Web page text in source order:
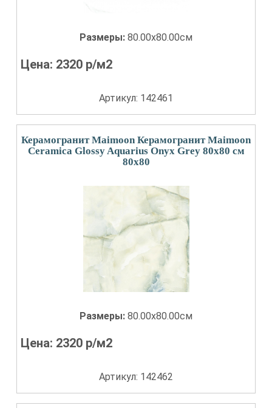
Размеры: 80.00x80.00см
Цена: 2320 р/м2
Артикул: 142461
Керамогранит Maimoon Керамогранит Maimoon
Ceramica Glossy Aquarius Onyx Grey 80х80 см
80x80
Размеры: 80.00x80.00см
Цена: 2320 р/м2
Артикул: 142462